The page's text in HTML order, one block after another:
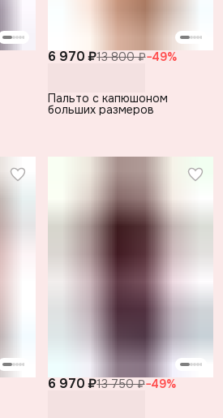
6 970 ₽13 800 ₽−49%
Пальто с капюшоном
больших размеров
6 970 ₽13 750 ₽−49%